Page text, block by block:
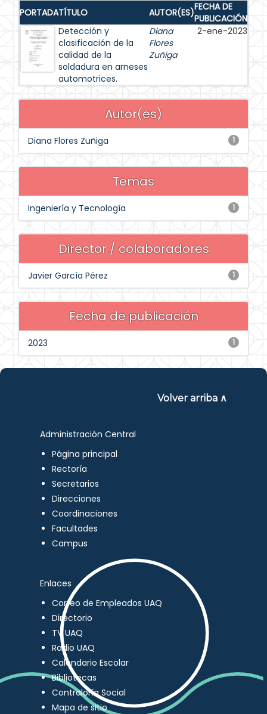
PORTADATÍTULO AUTOR(ES)FECHA DE
PUBLICACIÓN
Detección y
clasificación de la
calidad de la
soldadura en arneses
automotrices.
Diana
Flores
Zuñiga
2-ene-2023
Autor(es)
1
Diana Flores Zuñiga
Temas
1
Ingeniería y Tecnología
Director / colaboradores
1
Javier García Pérez
Fecha de publicación
1
2023
Volver arriba ∧
Administración Central
Página principal
Rectoría
Secretarios
Direcciones
Coordinaciones
Facultades
Campus
Enlaces
Correo de Empleados UAQ
Directorio
TV UAQ
Radio UAQ
Calendario Escolar
Bibliotecas
Contraloría Social
Mapa de sitio